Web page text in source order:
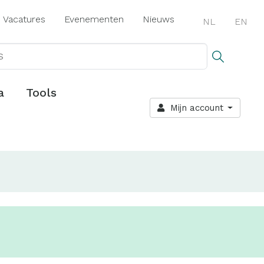
Vacatures Evenementen Nieuws NL EN
Tools
Mijn account